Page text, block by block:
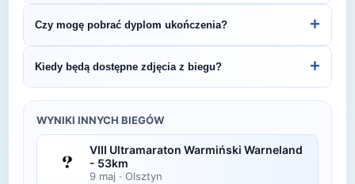
by być na bieżąco z datą kolejnej edycji 41.
Półmaraton Solan.
organizatora lub platformie pomiarowej podanej na
bibie startowym. Wyniki zawierają czas brutto i
netto, a często też pozycję wśród wszystkich
uczestników i w kategorii wiekowej.
Czy mogę pobrać dyplom ukończenia? +
elektroniczne dyplomy do pobrania ze strony
organizatora po opublikowaniu oficjalnych
Kiedy będą dostępne zdjęcia z biegu? +
w ciągu kilku dni po zawodach na swojej stronie
lub fanpage'u na Facebooku.
WYNIKI INNYCH BIEGÓW
VIII Ultramaraton Warmiński Warneland
- 53km
9 maj · Olsztyn